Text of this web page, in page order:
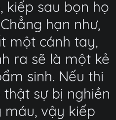
kiếp sau bọn họ
hạn như,
một cánh tay,
ra sẽ là một kẻ
sinh. Nếu thi
sự bị nghiền
vậy kiếp